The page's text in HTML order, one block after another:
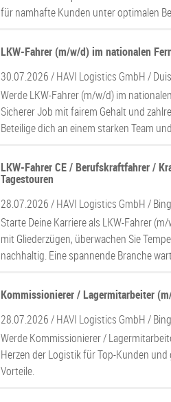
für namhafte Kunden unter optimalen
LKW-Fahrer (m/w/d) im nationalen
30.07.2026 /HAVI Logistics GmbH/
Werde LKW-Fahrer (m/w/d) im
Sicherer Job mit fairem Gehalt und
Beteilige dich an einem starken Team
LKW-Fahrer CE / Berufskraftfahrer /
Tagestouren
28.07.2026 /HAVI Logistics GmbH/
Starte Deine Karriere als LKW-Fahrer
mit Gliederzügen, überwachen Sie
nachhaltig. Eine spannende Branche
Kommissionierer / Lagermitarbeiter
28.07.2026 /HAVI Logistics GmbH/
Werde Kommissionierer /
Herzen der Logistik für Top-Kunden
Vorteile.